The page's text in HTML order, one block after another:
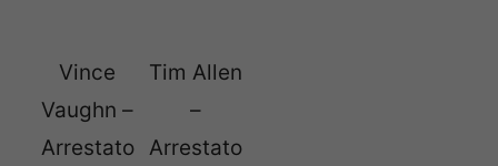
Vince
Vaughn –
Arrestato
Tim Allen
–
Arrestato